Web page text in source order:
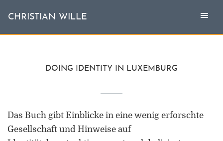
CHRISTIAN WILLE
Toggle
Aktuell
Themen
L'invité
CHRISTIAN WILLE
DOING IDENTITY IN LUXEMBURG
Das Buch gibt Einblicke in eine wenig erforschte
Gesellschaft und Hinweise auf